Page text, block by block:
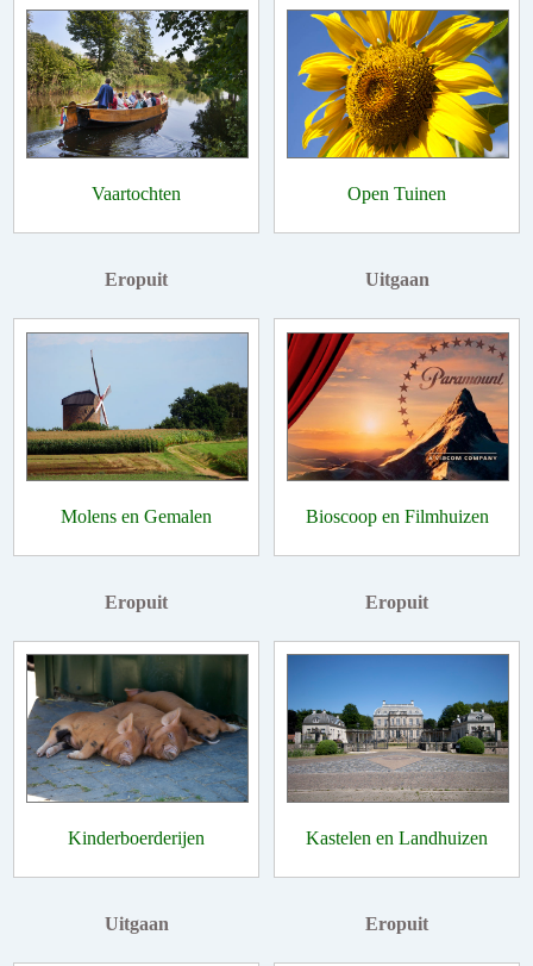
Vaartochten Open Tuinen
Eropuit
Molens en Gemalen
Uitgaan
Bioscoop en Filmhuizen
Eropuit
Kinderboerderijen
Eropuit
Kastelen en Landhuizen
Uitgaan Eropuit